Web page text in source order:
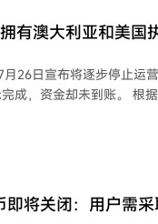
有澳大利亚和美国
26日宣布将逐步停止运
账。 根据公告，平台自7月26
关闭宣布前，平台仍在推
数百万美元损失规模严重
备金从7月初
将关闭：用户需采